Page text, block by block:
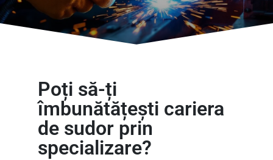
Poți să-ți
îmbunătățești cariera
de sudor prin
specializare?